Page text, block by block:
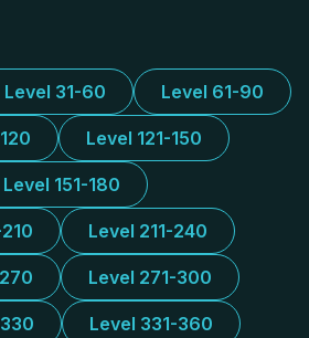
Level 31-60 Level 61-90
Level 121-150
Level 151-180
Level 211-240
Level 271-300
Level 331-360